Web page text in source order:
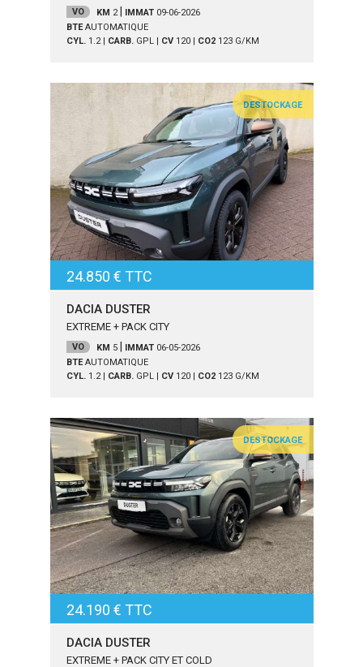
VO KM 2 IMMAT 09-06-2026
BTE AUTOMATIQUE
CYL. 1.2| CARB. GPL| CV 120| CO2 123G/KM
DESTOCKAGE
24.850 € TTC
DACIA DUSTER
EXTREME + PACK CITY
VO KM 5 IMMAT 06-05-2026
BTE AUTOMATIQUE
CYL. 1.2| CARB. GPL| CV 120| CO2 123G/KM
DESTOCKAGE
24.190 € TTC
DACIA DUSTER
EXTREME + PACK CITY ET COLD